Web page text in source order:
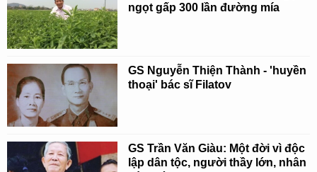
ngọt gấp 300 lần đường mía
GS Nguyễn Thiện Thành - 'huyền
thoại' bác sĩ Filatov
GS Trần Văn Giàu: Một đời vì độc
lập dân tộc, người thầy lớn, nhân